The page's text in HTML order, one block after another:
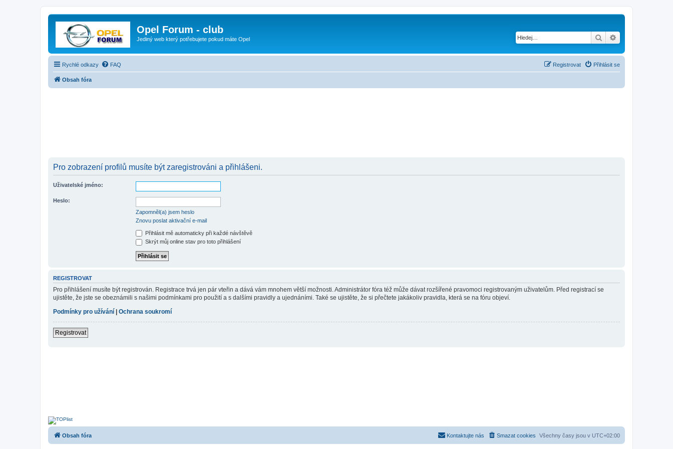
Opel Forum - club
Jediný web který potřebujete pokud máte Opel Hledat
Rychlé odkazy FAQ Přihlásit se
Registrovat
Obsah fóra
Pro zobrazení profilů musíte být zaregistrováni a přihlášeni.
Uživatelské jméno:
Heslo:
Zapomněl(a) jsem heslo
Znovu poslat aktivační e-mail
Přihlásit mě automaticky při každé návštěvě
Skrýt můj online stav pro toto přihlášení
REGISTROVAT
Pro přihlášení musíte být registrován. Registrace trvá jen pár vteřin a dává vám mnohem větší možnosti. Administrátor fóra též může dávat rozšířené pravomoci registrovaným uživatelům. Před registrací se
ujistěte, že jste se obeznámili s našimi podmínkami pro použití a s dalšími pravidly a ujednáními. Také se ujistěte, že si přečtete jakákoliv pravidla, která se na fóru objeví.
Podmínky pro užívání
Ochrana soukromí
Registrovat
Obsah fóra Všechny časy jsou v UTC+02:00
Smazat cookies
Kontaktujte nás